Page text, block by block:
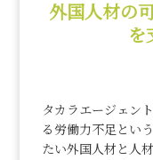
外国人材の
を
タカラエージェン
る労働力不足とい
たい外国人材と人